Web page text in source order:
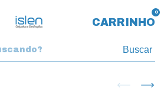
CARRINHO
0
Buscar